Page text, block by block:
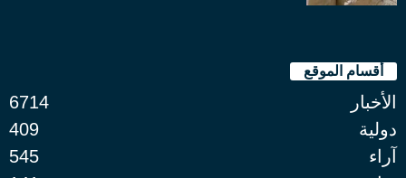
أقسام الموقع
الأخبار
6714
دولية
409
آراء
545